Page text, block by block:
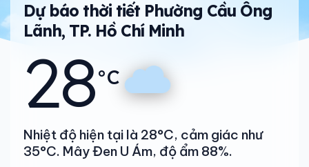
Dự báo thời tiết Phường Cầu Ông
Lãnh, TP. Hồ Chí Minh
28°C
Nhiệt độ hiện tại là 28°C, cảm giác như
35°C. Mây Đen U Ám, độ ẩm 88%.